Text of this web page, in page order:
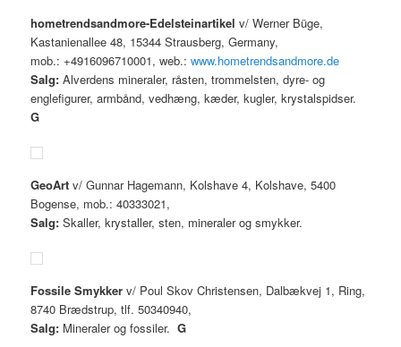
hometrendsandmore-Edelsteinartikelv/ Werner Büge,
Kastanienallee 48, 15344 Strausberg, Germany,
mob.: +4916096710001, web.:www.hometrendsandmore.de
Salg: Alverdens mineraler, råsten, trommelsten, dyre- og
englefigurer, armbånd, vedhæng, kæder, kugler, krystalspidser.
G
GeoArt v/ Gunnar Hagemann, Kolshave 4, Kolshave, 5400
Bogense, mob.: 40333021,
Salg: Skaller, krystaller, sten, mineraler og smykker.
Fossile Smykker v/ Poul Skov Christensen, Dalbækvej 1, Ring,
8740 Brædstrup, tlf. 50340940,
Salg: Mineraler og fossiler.G